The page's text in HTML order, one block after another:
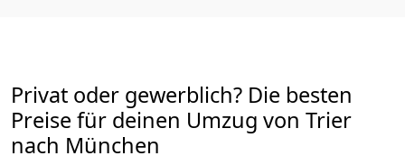
Privat oder gewerblich? Die besten
Preise für deinen Umzug von Trier
nach München